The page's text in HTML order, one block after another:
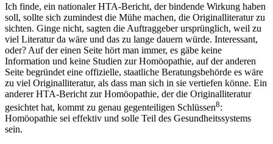
Ich finde, ein nationaler HTA-Bericht, der bindende Wirkung haben
soll, sollte sich zumindest die Mühe machen, die Originalliteratur zu
sichten. Ginge nicht, sagten die Auftraggeber ursprünglich, weil zu
viel Literatur da wäre und das zu lange dauern würde. Interessant,
oder? Auf der einen Seite hört man immer, es gäbe keine
Information und keine Studien zur Homöopathie, auf der anderen
Seite begründet eine offizielle, staatliche Beratungsbehörde es wäre
zu viel Originalliteratur, als dass man sich in sie vertiefen könne. Ein
anderer HTA-Bericht zur Homöopathie, der die Originalliteratur
gesichtet hat, kommt zu genau gegenteiligen Schlüssen8:
Homöopathie sei effektiv und solle Teil des Gesundheitssystems
sein.